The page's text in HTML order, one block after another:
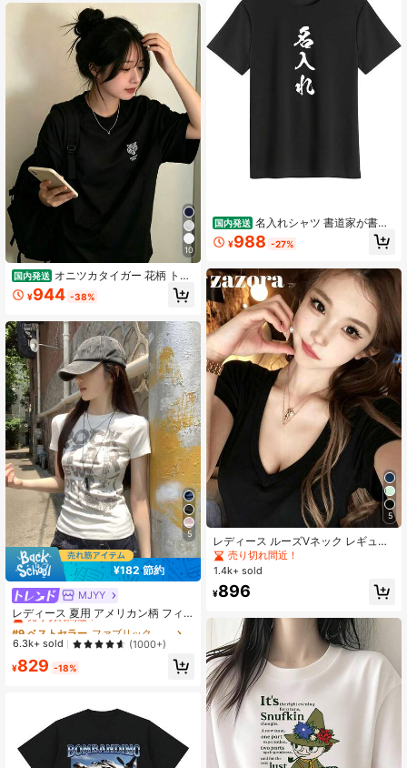
10
国内発送 オニツカタイガー 花柄 トラ
T シャツ レディース 半袖 綿 ホワイ
ト オーバーサイズ カジュアル おし
¥944 -38%
5
¥182 節約
MJYY
レディース 夏用 アメリカン柄 フィ
ット 半袖Tシャツ ホワイト カジュア
ルトップス
#9 ベストセラー
売り切れ間近！
#9 ベストセラー
売り切れ間近！
#9 ベストセラー
売り切れ間近！
#9 ベストセラー
売り切れ間近！
6.3k+ sold (1000+)
¥829 -18%
国内発送 名入れシャツ 書道家が書く
筆文字 漢字 オーダーメイド オリジ
ナル プリント レディー...レディース
¥988 -27%
5
レディース ルーズVネック レギュラ
ーショルダー 半袖Tシャツ セクシー
で着回しやすい スリミング効果のあ
る万能トップス 肌に優しい 夏服 ブ
ラック
売り切れ間近！
1.4k+ sold
¥896